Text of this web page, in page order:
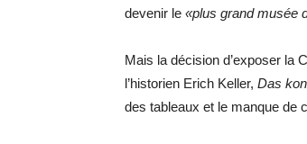
devenir le «plus grand musée
Mais la décision d’exposer la
l’historien Erich Keller, Das
des tableaux et le manque de